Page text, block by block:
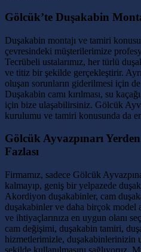
Gölcük’te Duşakabin
Duşakabin montajı ve tamiri
çevresindeki müşterilerimize
Tecrübeli ustalarımız, her türlü
ve titiz bir şekilde gerçekleştirir.
oluşan sorunların giderilmesi için
Duşakabin camı kırılması, su
için bize ulaşabilirsiniz. Gölcük
kurulumu ve tamiri konusunda da
Gölcük Ayvazpınarı
Fazlası
Firmamız, sadece Gölcük
kalmayıp, geniş bir yelpazede
Akordiyon duşakabinler, cam
duşakabinler ve daha birçok model
ve ihtiyaçlarınıza en uygun olanı
cam değişimi, duşakabin tamiri,
hizmetlerimizle, duşakabinlerinizin